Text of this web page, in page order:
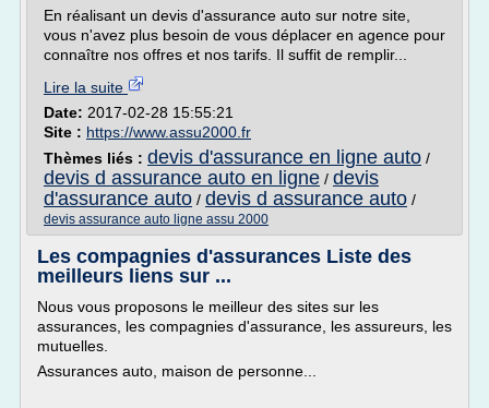
En réalisant un devis d'assurance auto sur notre site,
vous n'avez plus besoin de vous déplacer en agence pour
connaître nos offres et nos tarifs. Il suffit de remplir...
Lire la suite
Date: 2017-02-28 15:55:21
Site : https://www.assu2000.fr
Thèmes liés : devis d'assurance en ligne auto /
devis d assurance auto en ligne / devis
d'assurance auto / devis d assurance auto /
devis assurance auto ligne assu 2000
Les compagnies d'assurances Liste des
meilleurs liens sur ...
Nous vous proposons le meilleur des sites sur les
assurances, les compagnies d'assurance, les assureurs, les
mutuelles.
Assurances auto, maison de personne...